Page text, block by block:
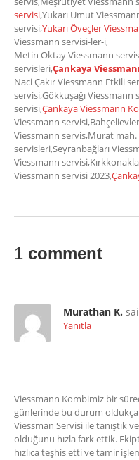
servisi,Yukarı Umut
servisi,Yukarı Öveçler
Viessmann servisi-ler-i,
Metin Oktay Viessmann
servisleri,Çankaya
Naci Çakır Viessmann Etkili
servisi,Gökkuşağı
servisi,Çankaya Viessmann
Viessmann
Viessmann servis,Murat
servisleri,Seyranbağları
Viessmann
Viessmann servisi 2023,
1 comment
Murathan K.
Yanıtla
Viessmann Kombimiz bir
günlerinde bu durum oldukça
Viessman Servisi ile tanıştık
olduğunu hızla fark ettik.
hızlıca teşhis etti ve tamir